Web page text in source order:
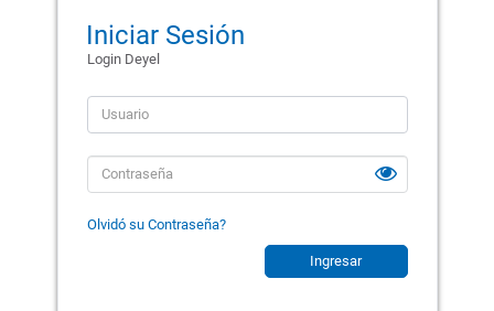
Iniciar Sesión
Login Deyel
Olvidó su Contraseña?
Ingresar